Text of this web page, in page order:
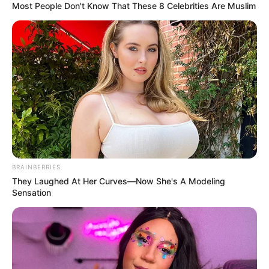
Base Turf solide et logique du
Tiercé Quinté du jour
La base turf logique et incontournable du Tiercé
Quarté Quinté du jour, soit des chevaux parmi les
plus cités de la presse du Turf d’où on l’espère une
véritable base fiable et logique.
6 JABALPUR
2 JOCONDE SIBEY
Most People Don't Know That These 8 Celebrities Are Muslim
BRAINBERRIES
They Laughed At Her Curves—Now She's A Modeling
Sensation